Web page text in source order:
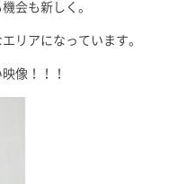
会も新しく。
リアになっています。
像！！！